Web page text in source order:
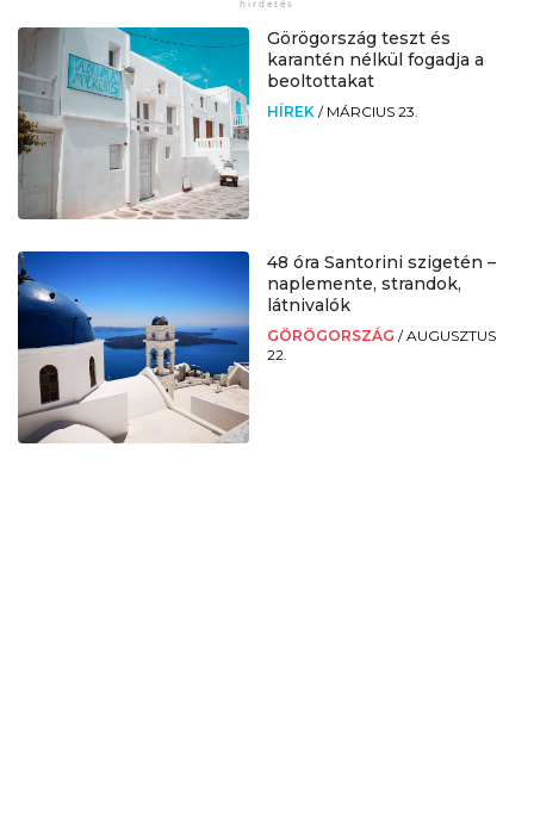
Görögország teszt és
karantén nélkül fogadja a
beoltottakat
HÍREK / MÁRCIUS 23.
48 óra Santorini szigetén –
naplemente, strandok,
látnivalók
GÖRÖGORSZÁG /AUGUSZTUS
22.